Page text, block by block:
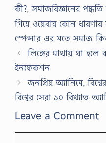
কী?,সমাজবিজ্ঞানের
গিয়ে ওয়েবার কোন
স্পেন্সার এর মতে সমাজ
লিঙ্গের মাথায় ঘা
ইনফেকশন
জনপ্রিয় অ্যানিমে,
বিশ্বের সেরা ১০ বিখ্যাত
Leave a Comment